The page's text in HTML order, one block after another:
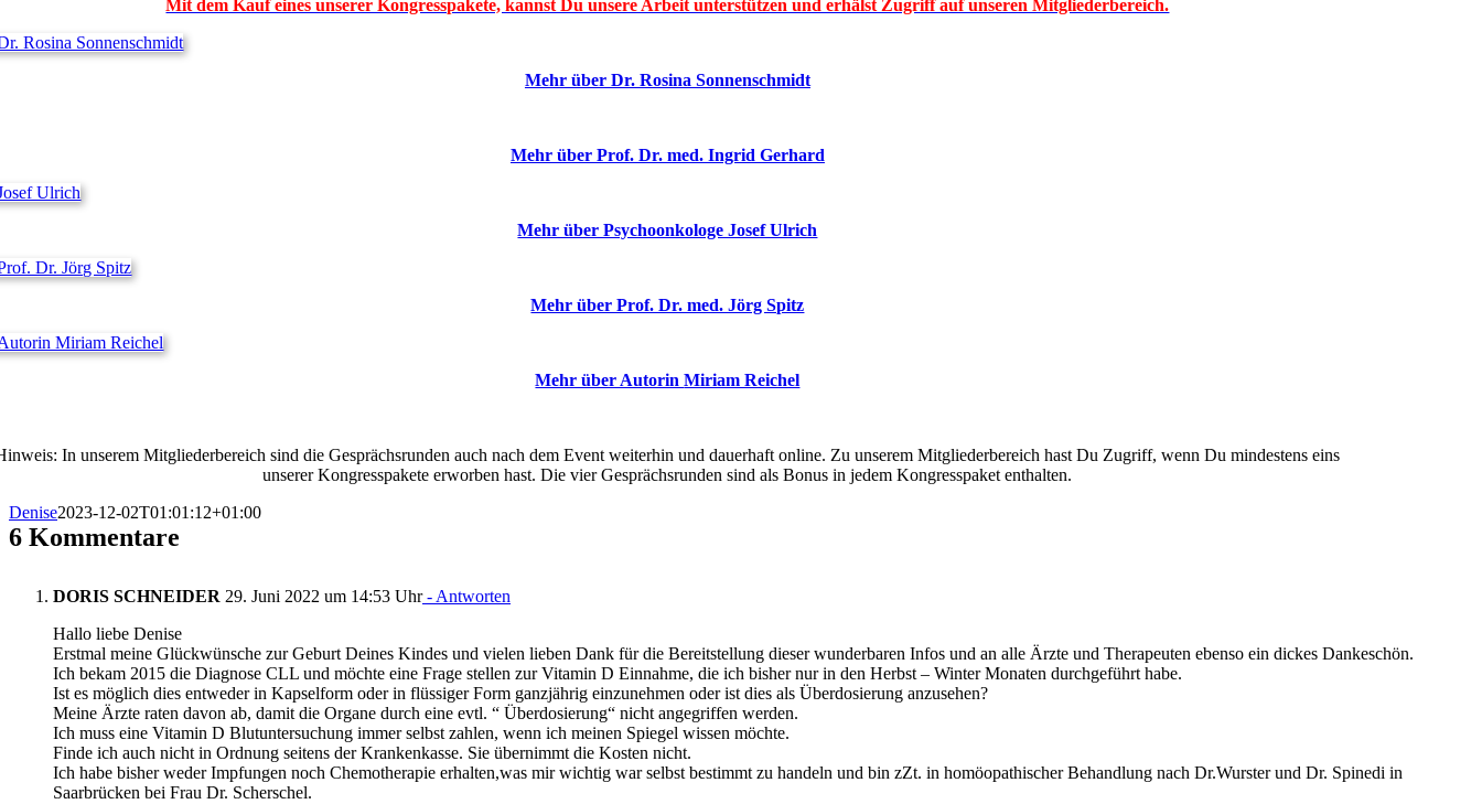
Mit dem Kauf eines unserer Kongresspakete, kannst Du unsere Arbeit unterstützen und erhälst Zugriff auf unseren Mitgliederbereich.
Mehr über Dr. Rosina Sonnenschmidt
Mehr über Prof. Dr. med. Ingrid Gerhard
Mehr über Psychoonkologe Josef Ulrich
Mehr über Prof. Dr. med. Jörg Spitz
Mehr über AutorinMiriam Reichel
In unserem Mitgliederbereich sind die Gesprächsrunden auch nach dem Event weiterhin und dauerhaft online. Zu unserem Mitgliederbereich hast Du Zugriff, wenn Du mindestens eins
unserer Kongresspakete erworben hast. Die vier Gesprächsrunden sind als Bonus in jedem Kongresspaket enthalten.
Denise2023-12-02T01:01:12+01:00
6 Kommentare
DORIS SCHNEIDER 29. Juni 2022 um 14:53 Uhr- Antworten
Hallo liebe Denise
Erstmal meine Glückwünsche zur Geburt Deines Kindes und vielen lieben Dank für die Bereitstellung dieser wunderbaren Infos und an alle Ärzte und Therapeuten ebenso ein dickes Dankeschön.
Ich bekam 2015 die Diagnose CLL und möchte eine Frage stellen zur Vitamin D Einnahme, die ich bisher nur in den Herbst – Winter Monaten durchgeführt habe.
Ist es möglich dies entweder in Kapselform oder in flüssiger Form ganzjährig einzunehmen oder ist dies als Überdosierung anzusehen?
Meine Ärzte raten davon ab, damit die Organe durch eine evtl. “ Überdosierung“ nicht angegriffen werden.
Ich muss eine Vitamin D Blutuntersuchung immer selbst zahlen, wenn ich meinen Spiegel wissen möchte.
Finde ich auch nicht in Ordnung seitens der Krankenkasse. Sie übernimmt die Kosten nicht.
Ich habe bisher weder Impfungen noch Chemotherapie erhalten,was mir wichtig war selbst bestimmt zu handeln und bin zZt. in homöopathischer Behandlung nach Dr.Wurster und Dr. Spinedi in
Saarbrücken bei Frau Dr. Scherschel.